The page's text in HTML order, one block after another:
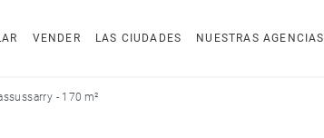
VENDER LAS CIUDADES NUESTRAS AGENCIAS
- 170 m²